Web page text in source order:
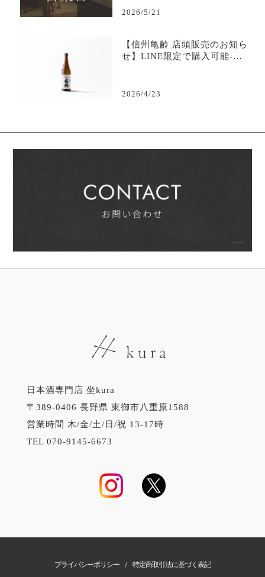
2026/5/21
【信州亀齢 店頭販売のお知ら
せ】LINE限定で購入可能-日
2026/4/23
日本酒専門店 坐kura
〒389-0406 長野県 東御市八重原1588
営業時間 木/金/土/日/祝 13-17時
TEL 070-9145-6673
プライバシーポリシー / 特定商取引法に基づく表記